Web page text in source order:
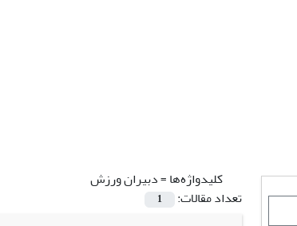
کلیدواژه‌ها =دبیران ورزش
تعداد مقالات:
1